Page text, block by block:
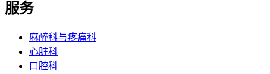
服务
麻醉科与疼痛科
心脏科
口腔科